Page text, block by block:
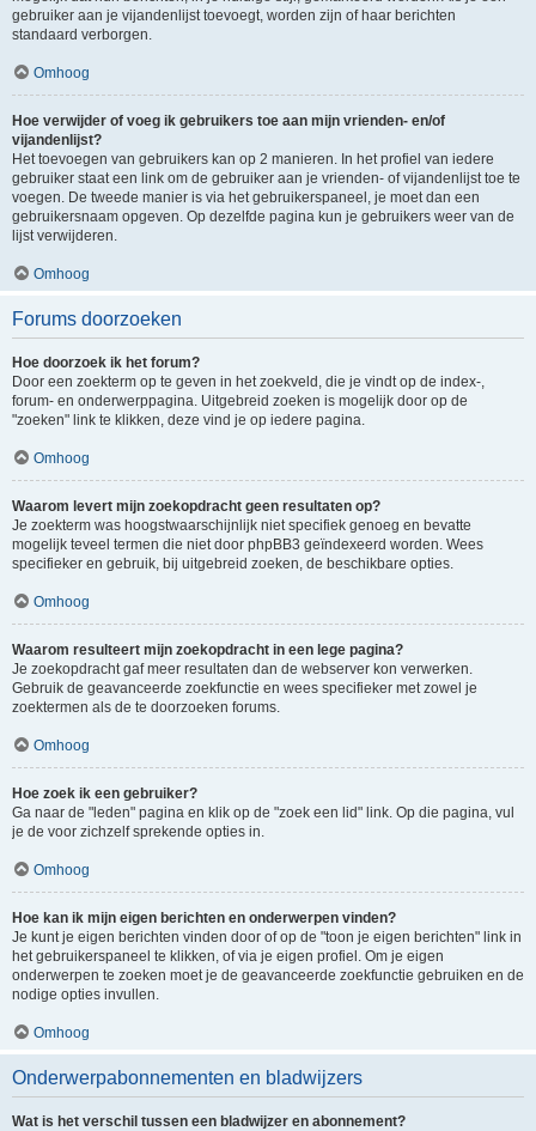
gebruiker aan je vijandenlijst toevoegt, worden zijn of haar berichten
standaard verborgen.
Omhoog
Hoe verwijder of voeg ik gebruikers toe aan mijn vrienden- en/of
vijandenlijst?
Het toevoegen van gebruikers kan op 2 manieren. In het profiel van iedere
gebruiker staat een link om de gebruiker aan je vrienden- of vijandenlijst toe te
voegen. De tweede manier is via het gebruikerspaneel, je moet dan een
gebruikersnaam opgeven. Op dezelfde pagina kun je gebruikers weer van de
lijst verwijderen.
Omhoog
Forums doorzoeken
Hoe doorzoek ik het forum?
Door een zoekterm op te geven in het zoekveld, die je vindt op de index-,
forum- en onderwerppagina. Uitgebreid zoeken is mogelijk door op de
"zoeken" link te klikken, deze vind je op iedere pagina.
Omhoog
Waarom levert mijn zoekopdracht geen resultaten op?
Je zoekterm was hoogstwaarschijnlijk niet specifiek genoeg en bevatte
mogelijk teveel termen die niet door phpBB3 geïndexeerd worden. Wees
specifieker en gebruik, bij uitgebreid zoeken, de beschikbare opties.
Omhoog
Waarom resulteert mijn zoekopdracht in een lege pagina?
Je zoekopdracht gaf meer resultaten dan de webserver kon verwerken.
Gebruik de geavanceerde zoekfunctie en wees specifieker met zowel je
zoektermen als de te doorzoeken forums.
Omhoog
Hoe zoek ik een gebruiker?
Ga naar de "leden" pagina en klik op de "zoek een lid" link. Op die pagina, vul
je de voor zichzelf sprekende opties in.
Omhoog
Hoe kan ik mijn eigen berichten en onderwerpen vinden?
Je kunt je eigen berichten vinden door of op de "toon je eigen berichten" link in
het gebruikerspaneel te klikken, of via je eigen profiel. Om je eigen
onderwerpen te zoeken moet je de geavanceerde zoekfunctie gebruiken en de
nodige opties invullen.
Omhoog
Onderwerpabonnementen en bladwijzers
Wat is het verschil tussen een bladwijzer en abonnement?